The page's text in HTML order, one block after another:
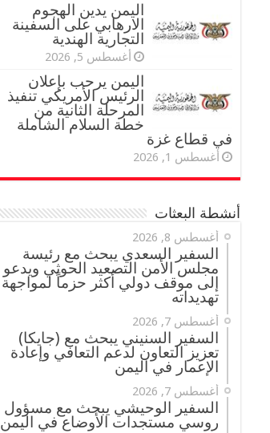
اليمن يدين الهجوم
الارهابي على السفينة
التجارية الهندية
أغسطس 5, 2026
اليمن يرحب بإعلان
الرئيس الأمريكي تنفيذ
المرحلة الثانية من
خطة السلام الشاملة
في قطاع غزة
أغسطس 1, 2026
أنشطة البعثات
أغسطس 8, 2026
السفير السعدي يبحث مع رئيسة
مجلس الأمن التصعيد الحوثي ويدعو
إلى موقف دولي أكثر حزماً لمواجهة
تهديداته
أغسطس 7, 2026
السفير السنيني يبحث مع (جايكا)
تعزيز التعاون لدعم التعافي وإعادة
الإعمار في اليمن
أغسطس 7, 2026
السفير الوحيشي يبحث مع مسؤول
روسي مستجدات الأوضاع في اليمن